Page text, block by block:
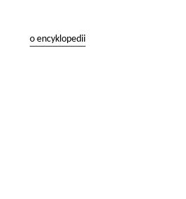
o encyklopedii